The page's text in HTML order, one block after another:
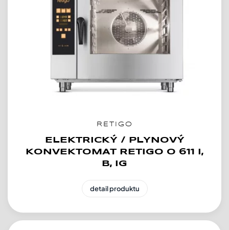
RETIGO
ELEKTRICKÝ / PLYNOVÝ
KONVEKTOMAT RETIGO O 611 I,
B, IG
detail produktu